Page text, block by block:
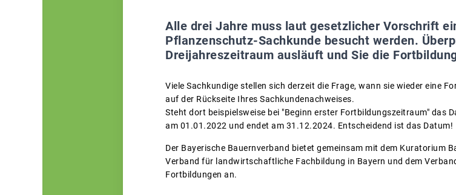
Alle drei Jahre muss laut gesetzlicher Vorschrift
Pflanzenschutz-Sachkunde besucht werden.
Dreijahreszeitraum ausläuft und Sie die
Viele Sachkundige stellen sich derzeit die Frage, wann sie wieder eine
auf der Rückseite Ihres Sachkundenachweises.
Steht dort beispielsweise bei "Beginn erster Fortbildungszeitraum" das
am 01.01.2022 und endet am 31.12.2024. Entscheidend ist das Datum!
Der Bayerische Bauernverband bietet gemeinsam mit dem Kuratorium
Verband für landwirtschaftliche Fachbildung in Bayern und dem
Fortbildungen an.